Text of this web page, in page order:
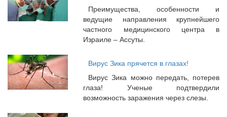
Преимущества, особенности и
ведущие направления крупнейшего
частного медицинского центра в
Израиле – Ассуты.
Вирус Зика прячется в глазах!
Вирус Зика можно передать, потерев
глаза! Ученые подтвердили
возможность заражения через слезы.